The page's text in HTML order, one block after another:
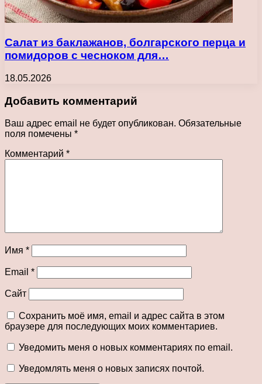
Салат из баклажанов, болгарского перца и
помидоров с чесноком для…
18.05.2026
Добавить комментарий
Ваш адрес email не будет опубликован. Обязательные
поля помечены *
Комментарий *
Имя *
Email *
Сайт
Сохранить моё имя, email и адрес сайта в этом
браузере для последующих моих комментариев.
Уведомить меня о новых комментариях по email.
Уведомлять меня о новых записях почтой.